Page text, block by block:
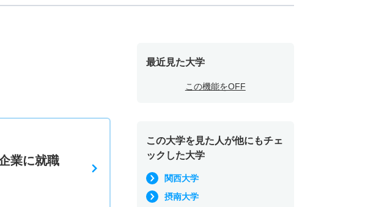
業に就職
最近見た大学
この機能をOFF
この大学を見た人が他にもチェ
ックした大学
関西大学
摂南大学